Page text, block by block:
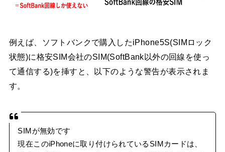
例えば、ソフトバンクで購入したiPhone5S(SIMロック
状態)に格安SIM会社のSIM(SoftBank以外の回線を使っ
て通信する)を挿すと、以下のような警告が表示されま
す。
SIMが無効です
現在このiPhoneに取り付けられているSIMカードは、